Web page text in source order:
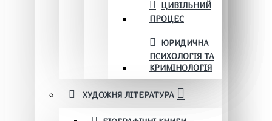
ЦИВІЛЬНИЙ
ПРОЦЕС
ЮРИДИЧНА
ПСИХОЛОГІЯ ТА
КРИМІНОЛОГІЯ
ХУДОЖНЯ ЛІТЕРАТУРА